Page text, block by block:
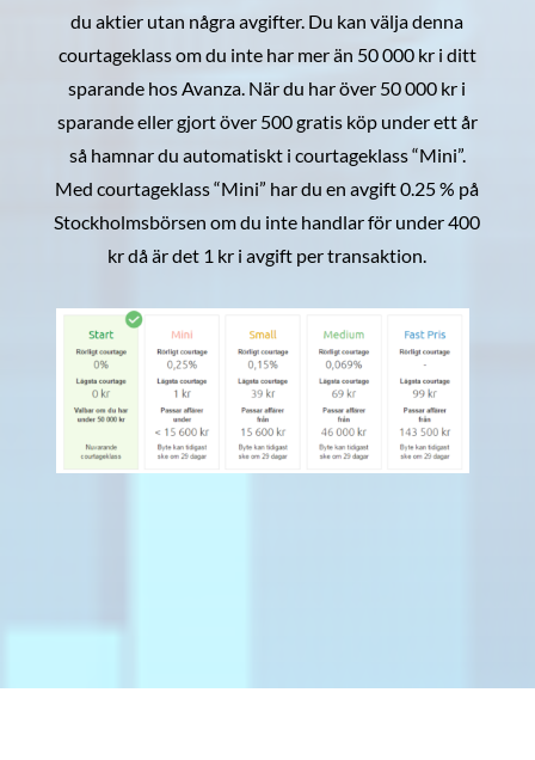
du aktier utan några avgifter. Du kan välja denna
courtageklass om du inte har mer än 50 000 kr i ditt
sparande hos Avanza. När du har över 50 000 kr i
sparande eller gjort över 500 gratis köp under ett år
så hamnar du automatiskt i courtageklass “Mini”.
Med courtageklass “Mini” har du en avgift 0.25 % på
Stockholmsbörsen om du inte handlar för under 400
kr då är det 1 kr i avgift per transaktion.